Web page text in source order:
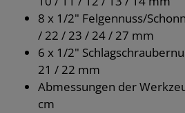
8 x 1/2" Felgennuss/
/ 22 / 23 / 24 / 27 mm
6 x 1/2"
21 / 22 mm
Abmessungen der
cm